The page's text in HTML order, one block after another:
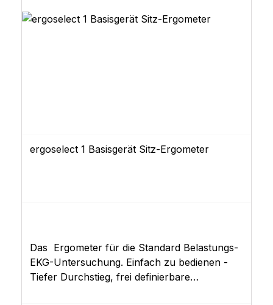
ergoselect 1 Basisgerät Sitz-Ergometer
Das Ergometer für die Standard Belastungs-
EKG-Untersuchung. Einfach zu bedienen -
Tiefer Durchstieg, frei definierbare